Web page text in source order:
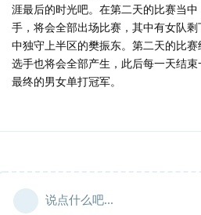
涯最后的时光吧。在第二天的比赛当
手，将会全部出场比赛，其中有女队
中独守上半区的樊振东。第二天的比
选手也将会全部产生，此后每一天结
最终的男女单打冠军。
说点什么吧...